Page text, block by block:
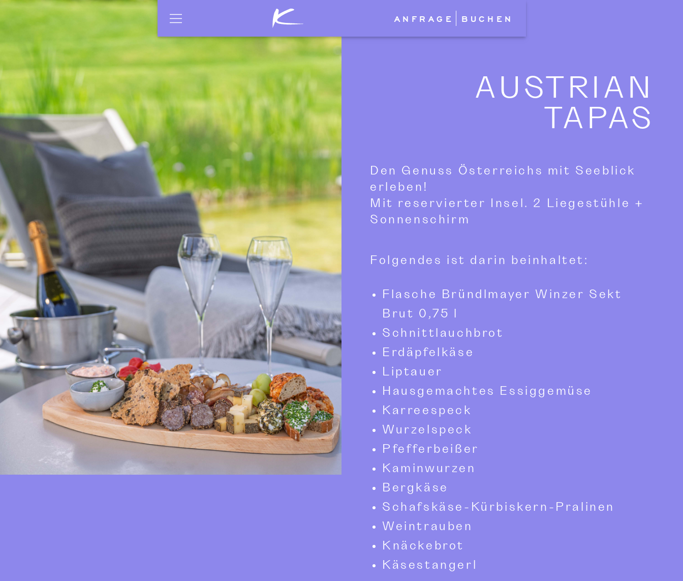
ANFRAGE BUCHEN
AUSTRIAN
TAPAS
Den Genuss Österreichs mit Seeblick
erleben!
Mit reservierter Insel. 2 Liegestühle +
Sonnenschirm
Folgendes ist darin beinhaltet:
Flasche Bründlmayer Winzer Sekt
Brut 0,75 l
Schnittlauchbrot
Erdäpfelkäse
Liptauer
Hausgemachtes Essiggemüse
Karreespeck
Wurzelspeck
Pfefferbeißer
Kaminwurzen
Bergkäse
Schafskäse-Kürbiskern-Pralinen
Weintrauben
Knäckebrot
Käsestangerl